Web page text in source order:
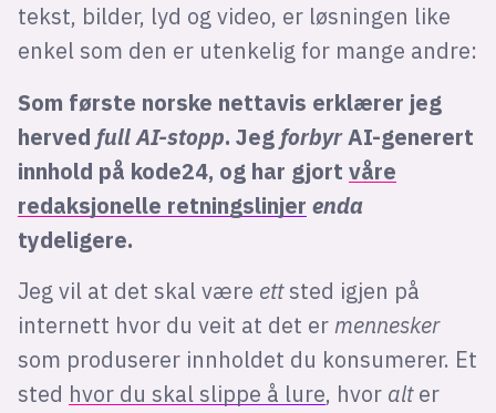
tekst, bilder, lyd og video, er løsningen like
enkel som den er utenkelig for mange andre:
Som første norske nettavis erklærer jeg
herved full AI-stopp. Jeg forbyr AI-generert
innhold på kode24, og har gjort våre
redaksjonelle retningslinjer enda
tydeligere.
Jeg vil at det skal være ett sted igjen på
internett hvor du veit at det er mennesker
som produserer innholdet du konsumerer. Et
sted hvor du skal slippe å lure, hvor alt er